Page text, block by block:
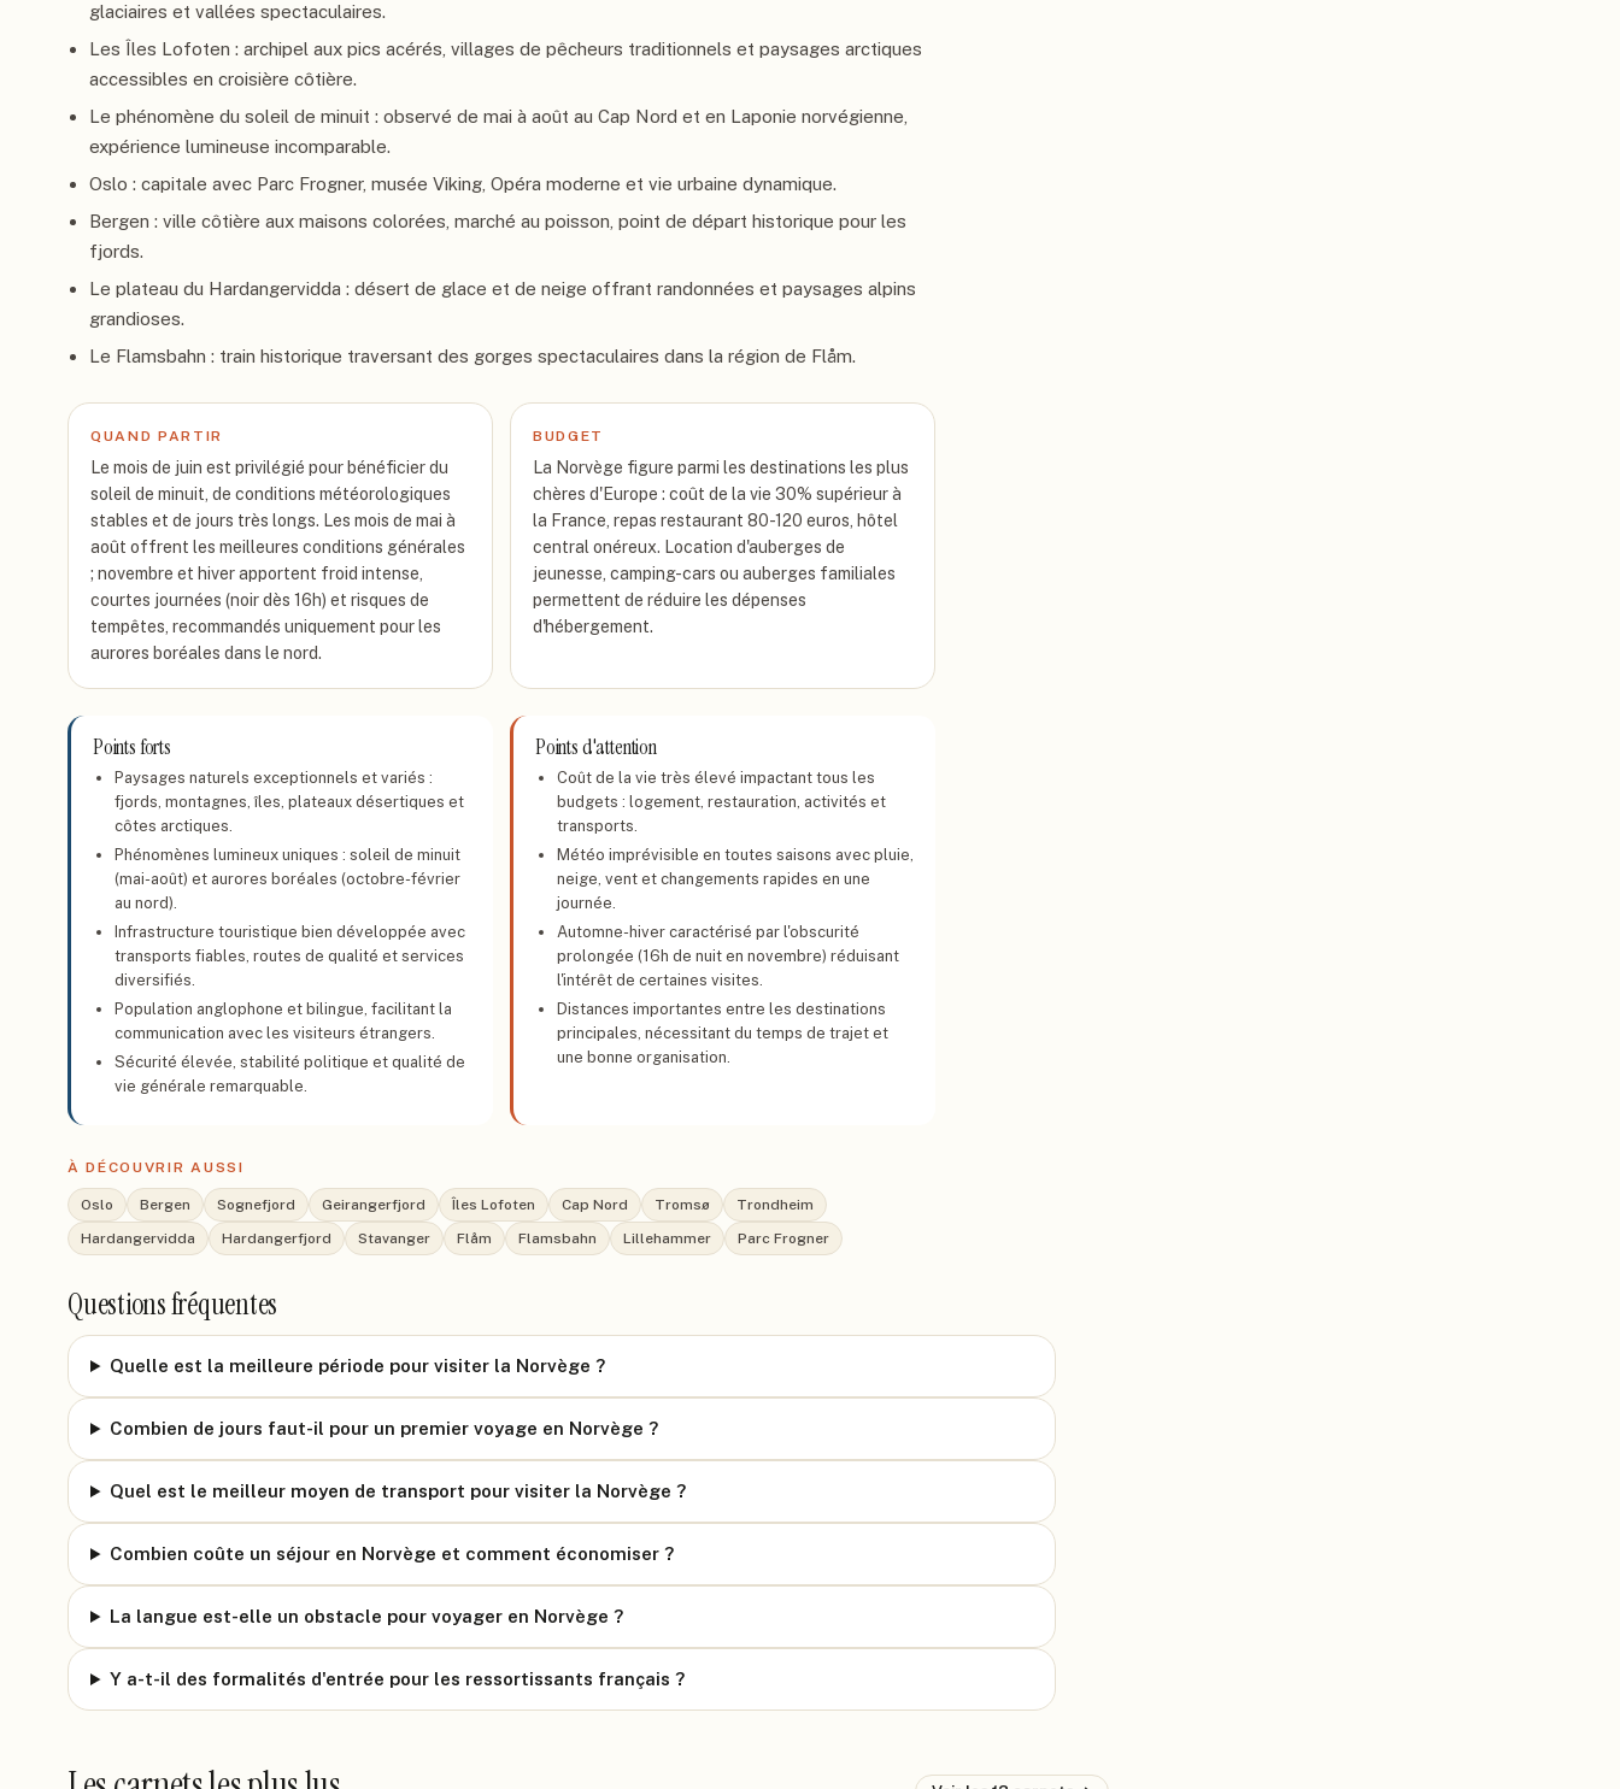
glaciaires et vallées spectaculaires.
Les Îles Lofoten : archipel aux pics acérés, villages de pêcheurs traditionnels et paysages arctiques
accessibles en croisière côtière.
Le phénomène du soleil de minuit : observé de mai à août au Cap Nord et en Laponie norvégienne,
expérience lumineuse incomparable.
Oslo : capitale avec Parc Frogner, musée Viking, Opéra moderne et vie urbaine dynamique.
Bergen : ville côtière aux maisons colorées, marché au poisson, point de départ historique pour les
fjords.
Le plateau du Hardangervidda : désert de glace et de neige offrant randonnées et paysages alpins
grandioses.
Le Flamsbahn : train historique traversant des gorges spectaculaires dans la région de Flåm.
QUAND PARTIR
Le mois de juin est privilégié pour bénéficier du
soleil de minuit, de conditions météorologiques
stables et de jours très longs. Les mois de mai à
août offrent les meilleures conditions générales
; novembre et hiver apportent froid intense,
courtes journées (noir dès 16h) et risques de
tempêtes, recommandés uniquement pour les
aurores boréales dans le nord.
BUDGET
La Norvège figure parmi les destinations les plus
chères d'Europe : coût de la vie 30% supérieur à
la France, repas restaurant 80-120 euros, hôtel
central onéreux. Location d'auberges de
jeunesse, camping-cars ou auberges familiales
permettent de réduire les dépenses
d'hébergement.
Points forts
Paysages naturels exceptionnels et variés :
fjords, montagnes, îles, plateaux désertiques et
côtes arctiques.
Phénomènes lumineux uniques : soleil de minuit
(mai-août) et aurores boréales (octobre-février
au nord).
Infrastructure touristique bien développée avec
transports fiables, routes de qualité et services
diversifiés.
Population anglophone et bilingue, facilitant la
communication avec les visiteurs étrangers.
Sécurité élevée, stabilité politique et qualité de
vie générale remarquable.
Points d'attention
Coût de la vie très élevé impactant tous les
budgets : logement, restauration, activités et
transports.
Météo imprévisible en toutes saisons avec pluie,
neige, vent et changements rapides en une
journée.
Automne-hiver caractérisé par l'obscurité
prolongée (16h de nuit en novembre) réduisant
l'intérêt de certaines visites.
Distances importantes entre les destinations
principales, nécessitant du temps de trajet et
une bonne organisation.
À DÉCOUVRIR AUSSI
Oslo Bergen Sognefjord Geirangerfjord Îles Lofoten Cap Nord Tromsø
Trondheim
Hardangervidda
Hardangerfjord Stavanger Flåm Flamsbahn Lillehammer Parc Frogner
Questions fréquentes
Quelle est la meilleure période pour visiter la Norvège ?
Combien de jours faut-il pour un premier voyage en Norvège ?
Quel est le meilleur moyen de transport pour visiter la Norvège ?
Combien coûte un séjour en Norvège et comment économiser ?
La langue est-elle un obstacle pour voyager en Norvège ?
Y a-t-il des formalités d'entrée pour les ressortissants français ?